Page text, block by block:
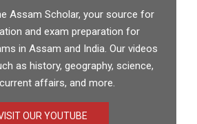
Assam Scholar, your source for
and exam preparation for
in Assam and India. Our videos
as history, geography, science,
affairs, and more.
OUR YOUTUBE